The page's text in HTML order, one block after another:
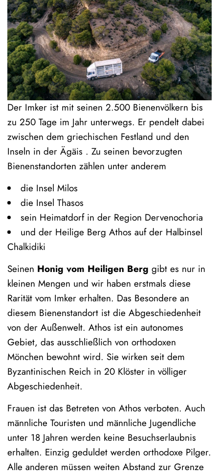
Der Imker ist mit seinen 2.500 Bienenvölkern bis
zu 250 Tage im Jahr unterwegs. Er pendelt dabei
zwischen dem griechischen Festland und den
Inseln in der Ägäis . Zu seinen bevorzugten
Bienenstandorten zählen unter anderem
die Insel Milos
die Insel Thasos
sein Heimatdorf in der Region Dervenochoria
und der Heilige Berg Athos auf der Halbinsel
Chalkidiki
Seinen Honig vom Heiligen Berg gibt es nur in
kleinen Mengen und wir haben erstmals diese
Rarität vom Imker erhalten. Das Besondere an
diesem Bienenstandort ist die Abgeschiedenheit
von der Außenwelt. Athos ist ein autonomes
Gebiet, das ausschließlich von orthodoxen
Mönchen bewohnt wird. Sie wirken seit dem
Byzantinischen Reich in 20 Klöster in völliger
Abgeschiedenheit.
Frauen ist das Betreten von Athos verboten. Auch
männliche Touristen und männliche Jugendliche
unter 18 Jahren werden keine Besuchserlaubnis
erhalten. Einzig geduldet werden orthodoxe Pilger.
Alle anderen müssen weiten Abstand zur Grenze